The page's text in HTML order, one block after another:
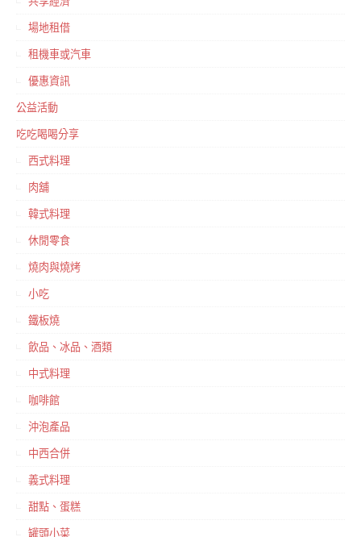
場地租借
租機車或汽車
優惠資訊
公益活動
吃吃喝喝分享
西式料理
肉舖
韓式料理
休閒零食
燒肉與燒烤
小吃
鐵板燒
飲品、冰品、酒類
中式料理
咖啡館
沖泡產品
中西合併
義式料理
甜點、蛋糕
罐頭小菜